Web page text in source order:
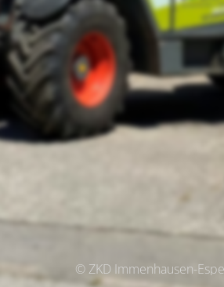
© ZKD Immenhausen-